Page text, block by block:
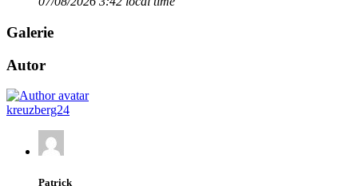
Galerie
Autor
kreuzberg24
Patrick